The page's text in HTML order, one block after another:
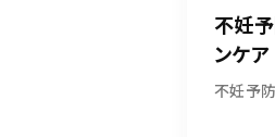
不妊
ンケア
不妊予